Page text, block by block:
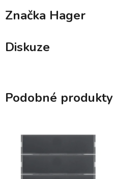
Značka Hager
Diskuze
Podobné produkty